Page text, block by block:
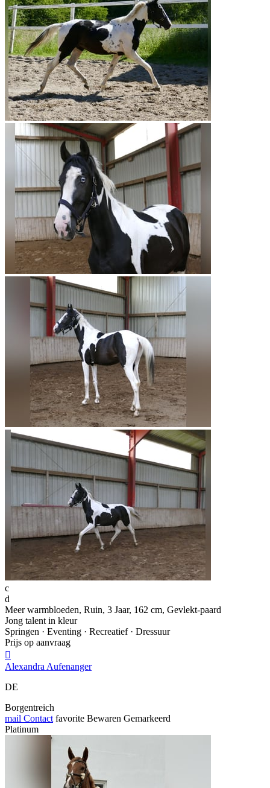
c
d
Meer warmbloeden, Ruin, 3 Jaar, 162 cm, Gevlekt-paard
Jong talent in kleur
Springen · Eventing · Recreatief · Dressuur
Prijs op aanvraag

Alexandra Aufenanger
DE
Borgentreich
mail Contact favorite Bewaren Gemarkeerd
Platinum